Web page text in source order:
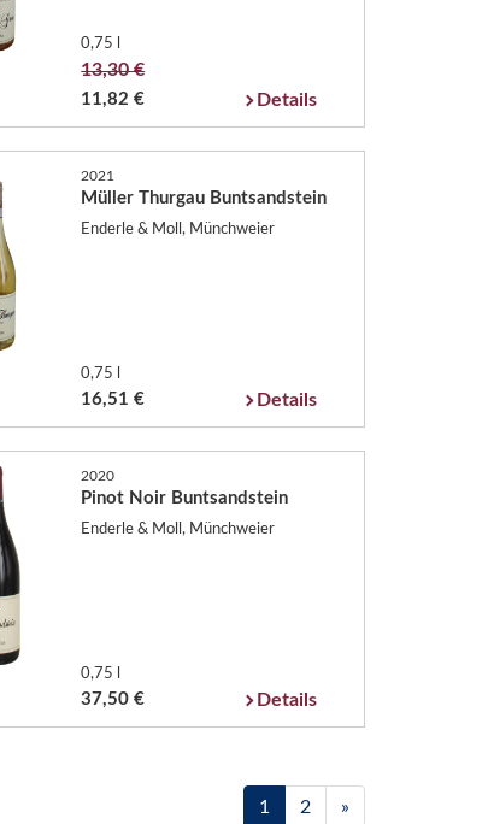
0,75 l
13,30 €
11,82 € Details
2021
Müller Thurgau Buntsandstein
Enderle & Moll, Münchweier
0,75 l
16,51 € Details
2020
Pinot Noir Buntsandstein
Enderle & Moll, Münchweier
0,75 l
37,50 € Details
1 2 »